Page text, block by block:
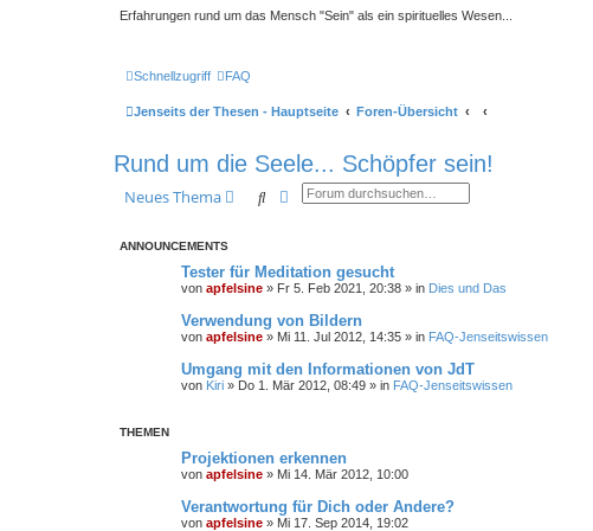
Erfahrungen rund um das Mensch "Sein" als ein spirituelles Wesen...
Schnellzugriff FAQ
Jenseits der Thesen - Hauptseite Foren-Übersicht
Rund um die Seele... Schöpfer sein!
Neues Thema SucheErweiterte Suche
ANNOUNCEMENTS
Tester für Meditation gesucht
von apfelsine » Fr 5. Feb 2021, 20:38 » in Dies und Das
Verwendung von Bildern
von apfelsine » Mi 11. Jul 2012, 14:35 » in FAQ-Jenseitswissen
Umgang mit den Informationen von JdT
von Kiri » Do 1. Mär 2012, 08:49 » in FAQ-Jenseitswissen
THEMEN
Projektionen erkennen
von apfelsine » Mi 14. Mär 2012, 10:00
Verantwortung für Dich oder Andere?
von apfelsine » Mi 17. Sep 2014, 19:02